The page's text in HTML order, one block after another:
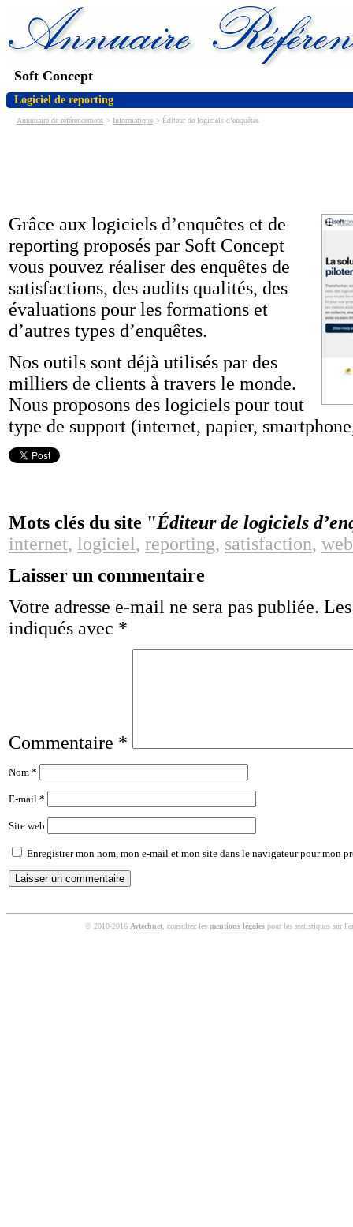
Soft Concept
Logiciel de reporting
Annnuaire de référencement > Informatique > Éditeur de logiciels d’enquêtes
Grâce aux logiciels d’enquêtes et de
reporting proposés par Soft Concept
vous pouvez réaliser des enquêtes de
satisfactions, des audits qualités, des
évaluations pour les formations et
d’autres types d’enquêtes.
Nos outils sont déjà utilisés par des
milliers de clients à travers le monde.
Nous proposons des logiciels pour tout
type de support (internet, papier,
Mots clés du site "Éditeur de logiciels
internet, logiciel, reporting, satisfaction, web
Laisser un commentaire
Votre adresse e-mail ne sera pas publiée.
indiqués avec *
Commentaire *
Nom *
E-mail *
Site web
Enregistrer mon nom, mon e-mail et mon site dans le navigateur pour mon
© 2010-2016 Aytechnet , consultez les mentions légales pour les statistiques sur